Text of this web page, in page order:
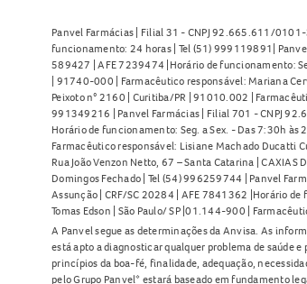
Panvel Farmácias | Filial 31 - CNPJ 92.665.611/
funcionamento: 24 horas | Tel (51) 999119891|
589427 | AFE 7239474 |Horário de funcionamento:
| 91740-000 | Farmacêutico responsável: Mariana
Peixoto n° 2160 | Curitiba/PR | 91010.002 |
991349216 | Panvel Farmácias | Filial 701 - CNPJ
Horário de funcionamento: Seg. a Sex. - Das 7:30h
Farmacêutico responsável: Lisiane Machado Ducatti
Rua João Venzon Netto, 67 – Santa Catarina |
Domingos Fechado | Tel (54) 996259744 | Panvel
Assunção | CRF/SC 20284 | AFE 7841362 |Horário
Tomas Edson | São Paulo/ SP |01.144-900 |
A Panvel segue as determinações da Anvisa. As
está apto a diagnosticar qualquer problema de saúde
princípios da boa-fé, finalidade, adequação,
pelo Grupo Panvel* estará baseado em fundamento